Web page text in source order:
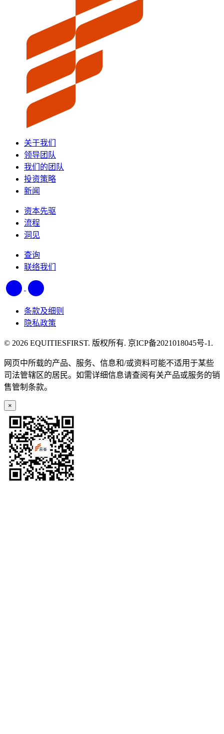
关于我们
领导团队
我们的团队
投资策略
新闻
资本先驱
流程
洞见
查询
联络我们
条款及细则
隐私政策
© 2026 EQUITIESFIRST. 版权所有. 京ICP备2021018045号-1.
网页中所载的产品、服务、信息和/或资料可能不适用于某些
司法管辖区的居民。如需详细信息请查阅有关产品或服务的销
售管制条款。
×